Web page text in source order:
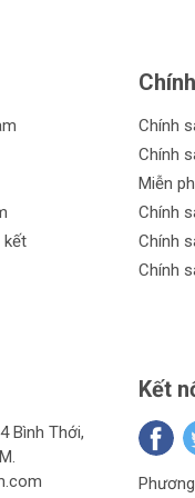
kết
Chính
Chính
Miễn
Chính
Chính
Chính
Bình Thới,
Kết